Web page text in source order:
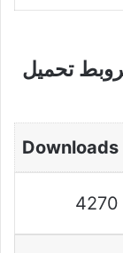
تحميل
Downloads
4270